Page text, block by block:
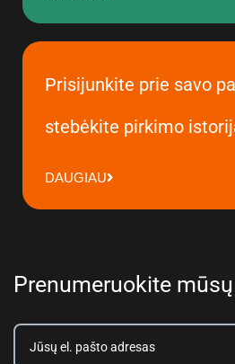
Prisijunkite prie savo
stebėkite pirkimo
DAUGIAU
Prenumeruokite